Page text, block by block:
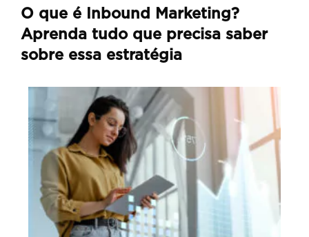
O que é Inbound Marketing?
Aprenda tudo que precisa saber
sobre essa estratégia